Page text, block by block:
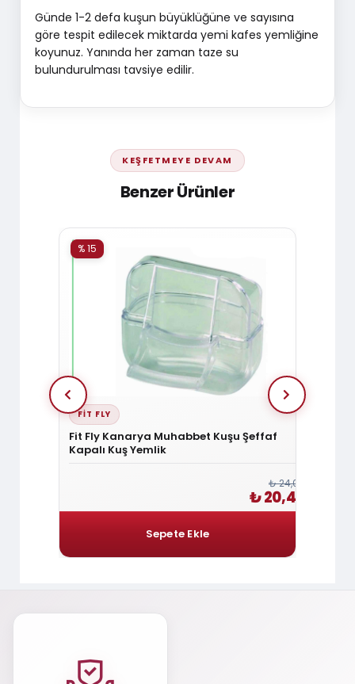
Günde 1-2 defa kuşun büyüklüğüne ve sayısına
göre tespit edilecek miktarda yemi kafes yemliğine
koyunuz. Yanında her zaman taze su
bulundurulması tavsiye edilir.
KEŞFETMEYE DEVAM
Benzer Ürünler
FIT FLY
Fit Fly Kanarya Muhabbet Kuşu Şeffaf
Kapalı Kuş Yemlik
% 15
₺ 24,00
₺ 20,40